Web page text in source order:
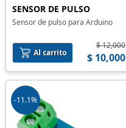
SENSOR DE PULSO
Sensor de pulso para Arduino
Al carrito
$ 12,000
$ 10,000
-11.1%